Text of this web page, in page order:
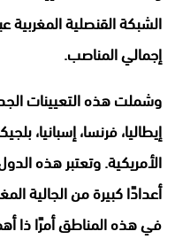
إجمالي المناصب.
وشملت هذه التعيينات
إيطاليا، فرنسا، إسبانيا،
الأمريكية. وتعتبر هذه
أعدادًا كبيرة من الجالية
في هذه المناطق أمرًا ذا